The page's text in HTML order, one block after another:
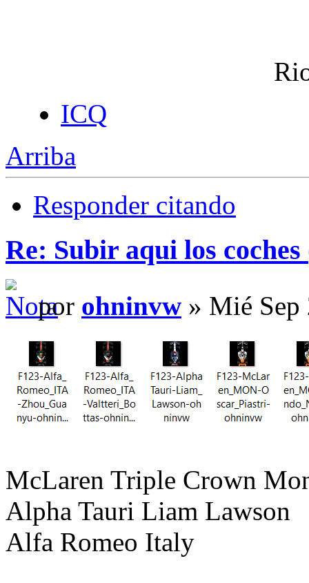
ICQ
Arriba
Responder citando
Re: Subir aqui los
por ohninvw » Mié Sep
McLaren Triple Crown
Alpha Tauri Liam Lawson
Alfa Romeo Italy